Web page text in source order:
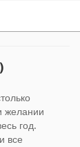
желании
год.
все